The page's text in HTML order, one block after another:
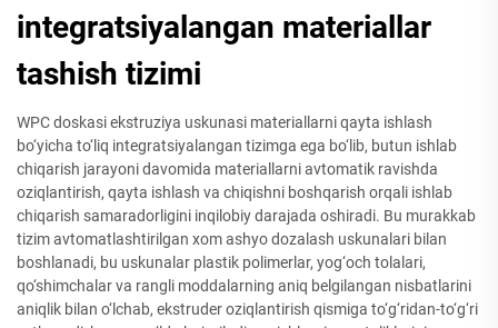
integratsiyalangan materiallar
tashish tizimi
WPC doskasi ekstruziya uskunasi materiallarni qayta ishlash
bo‘yicha to‘liq integratsiyalangan tizimga ega bo‘lib, butun ishlab
chiqarish jarayoni davomida materiallarni avtomatik ravishda
oziqlantirish, qayta ishlash va chiqishni boshqarish orqali ishlab
chiqarish samaradorligini inqilobiy darajada oshiradi. Bu murakkab
tizim avtomatlashtirilgan xom ashyo dozalash uskunalari bilan
boshlanadi, bu uskunalar plastik polimerlar, yog‘och tolalari,
qo‘shimchalar va rangli moddalarning aniq belgilangan nisbatlarini
aniqlik bilan o‘lchab, ekstruder oziqlantirish qismiga to‘g‘ridan-to‘g‘ri